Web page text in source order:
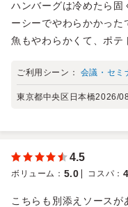
ハンバーグは冷めたら固
ーシーでやわらかかった
魚もやわらかくて、ポテ
ご利用シーン： 会議・セミ
東京都中央区日本橋2026/
4.5
ボリューム ： 5.0 コスパ ：
こちらも別添えソース